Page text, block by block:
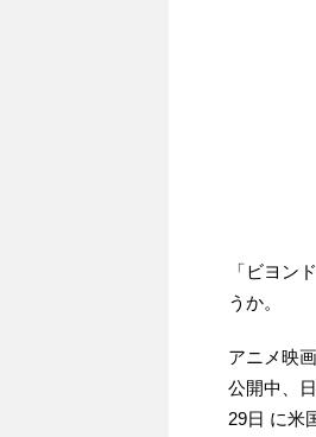
「ビヨン
うか。
アニメ映
公開中、
29日 に米